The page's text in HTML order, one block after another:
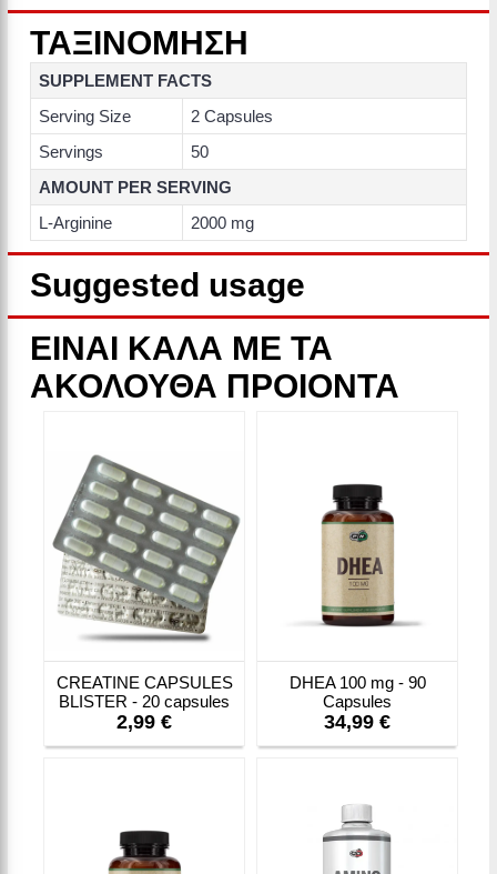
ΤΑΞΙΝΟΜΗΣΗ
SUPPLEMENT FACTS
Serving Size
2 Capsules
Servings
50
AMOUNT PER SERVING
L-Arginine
2000 mg
Suggested usage
ΕΙΝΑΙ ΚΑΛΑ ΜΕ ΤΑ
ΑΚΟΛΟΥΘΑ ΠΡΟΙΟΝΤΑ
CREATINE CAPSULES
BLISTER - 20 capsules
2,99 €
DHEA 100 mg - 90
Capsules
34,99 €